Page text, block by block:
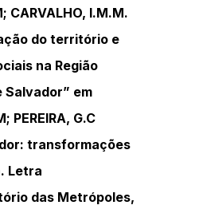
CARVALHO, I.M.M.
do território e
na Região
em
PEREIRA, G.C
transformações
Letra
das Metrópoles,